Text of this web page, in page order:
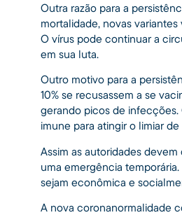
Outra razão para a
mortalidade, novas
O vírus pode continuar a
em sua luta.
Outro motivo para a
10% se recusassem a se
gerando picos de infecções.
imune para atingir o limiar
Assim as autoridades
uma emergência
sejam econômica e
A nova coronanormalidade